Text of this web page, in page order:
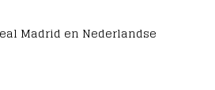
Madrid en Nederlandse